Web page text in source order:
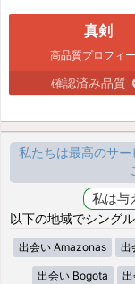
真剣
高品質プロフィ
確認済み品質
私たちは最高のサー
以下の地域でシング
出会い Amazonas 出
出会い Bogota